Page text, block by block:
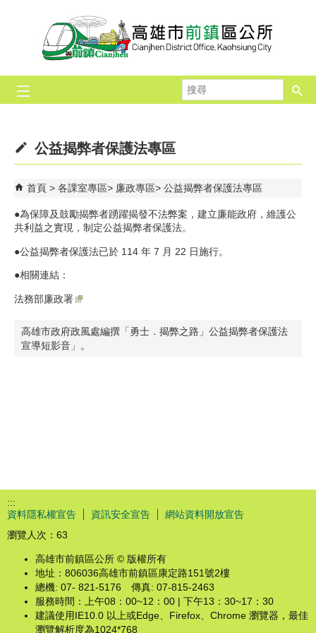
跳到主要內容區塊
尋
公益揭弊者保護法專區
首頁 各課室專區 廉政專區 公益揭弊者保護法專區
●為保障及鼓勵揭弊者踴躍揭發不法弊案，建立廉能政府，維護公
共利益之實現，制定公益揭弊者保護法。
●公益揭弊者保護法已於 114 年 7 月 22 日施行。
●相關連結：
法務部廉政署
高雄市政府政風處編撰「勇士．揭弊之路」公益揭弊者保護法
宣導短影音」。
:::
資料隱私權宣告
資訊安全宣告
網站資料開放宣告
瀏覽人次： 63
高雄市前鎮區公所 © 版權所有
地址：806036高雄市前鎮區康定路151號2樓
總機: 07- 821-5176 傳真: 07-815-2463
服務時間：上午08：00~12：00 | 下午13：30~17：30
建議使用IE10.0 以上或Edge、Firefox、Chrome 瀏覽器，最佳
瀏覽解析度為1024*768